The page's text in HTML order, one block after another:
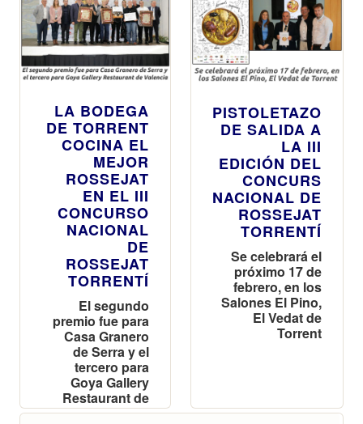
LA BODEGA
DE TORRENT
COCINA EL
MEJOR
ROSSEJAT
EN EL III
CONCURSO
NACIONAL
DE
ROSSEJAT
TORRENTÍ
El segundo
premio fue para
Casa Granero
de Serra y el
tercero para
Goya Gallery
Restaurant de
Valencia
PISTOLETAZO
DE SALIDA A
LA III
EDICIÓN DEL
CONCURS
NACIONAL DE
ROSSEJAT
TORRENTÍ
Se celebrará el
próximo 17 de
febrero, en los
Salones El Pino,
El Vedat de
Torrent